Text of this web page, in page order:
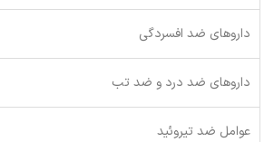
داروهای ضد افسردگی
داروهای ضد درد و ضد تب
عوامل ضد تیروئید